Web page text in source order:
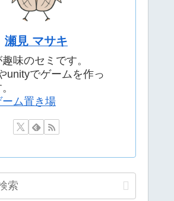
瀬見 マサキ
味のセミです。
unityでゲームを作っ
ーム置き場